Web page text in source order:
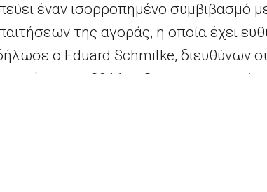
έναν ισορροπημένο συμβιβασμό
της αγοράς, η οποία έχει
ο Eduard Schmitke, διευθύνων
του το 2011, η Gazprom, η οποία